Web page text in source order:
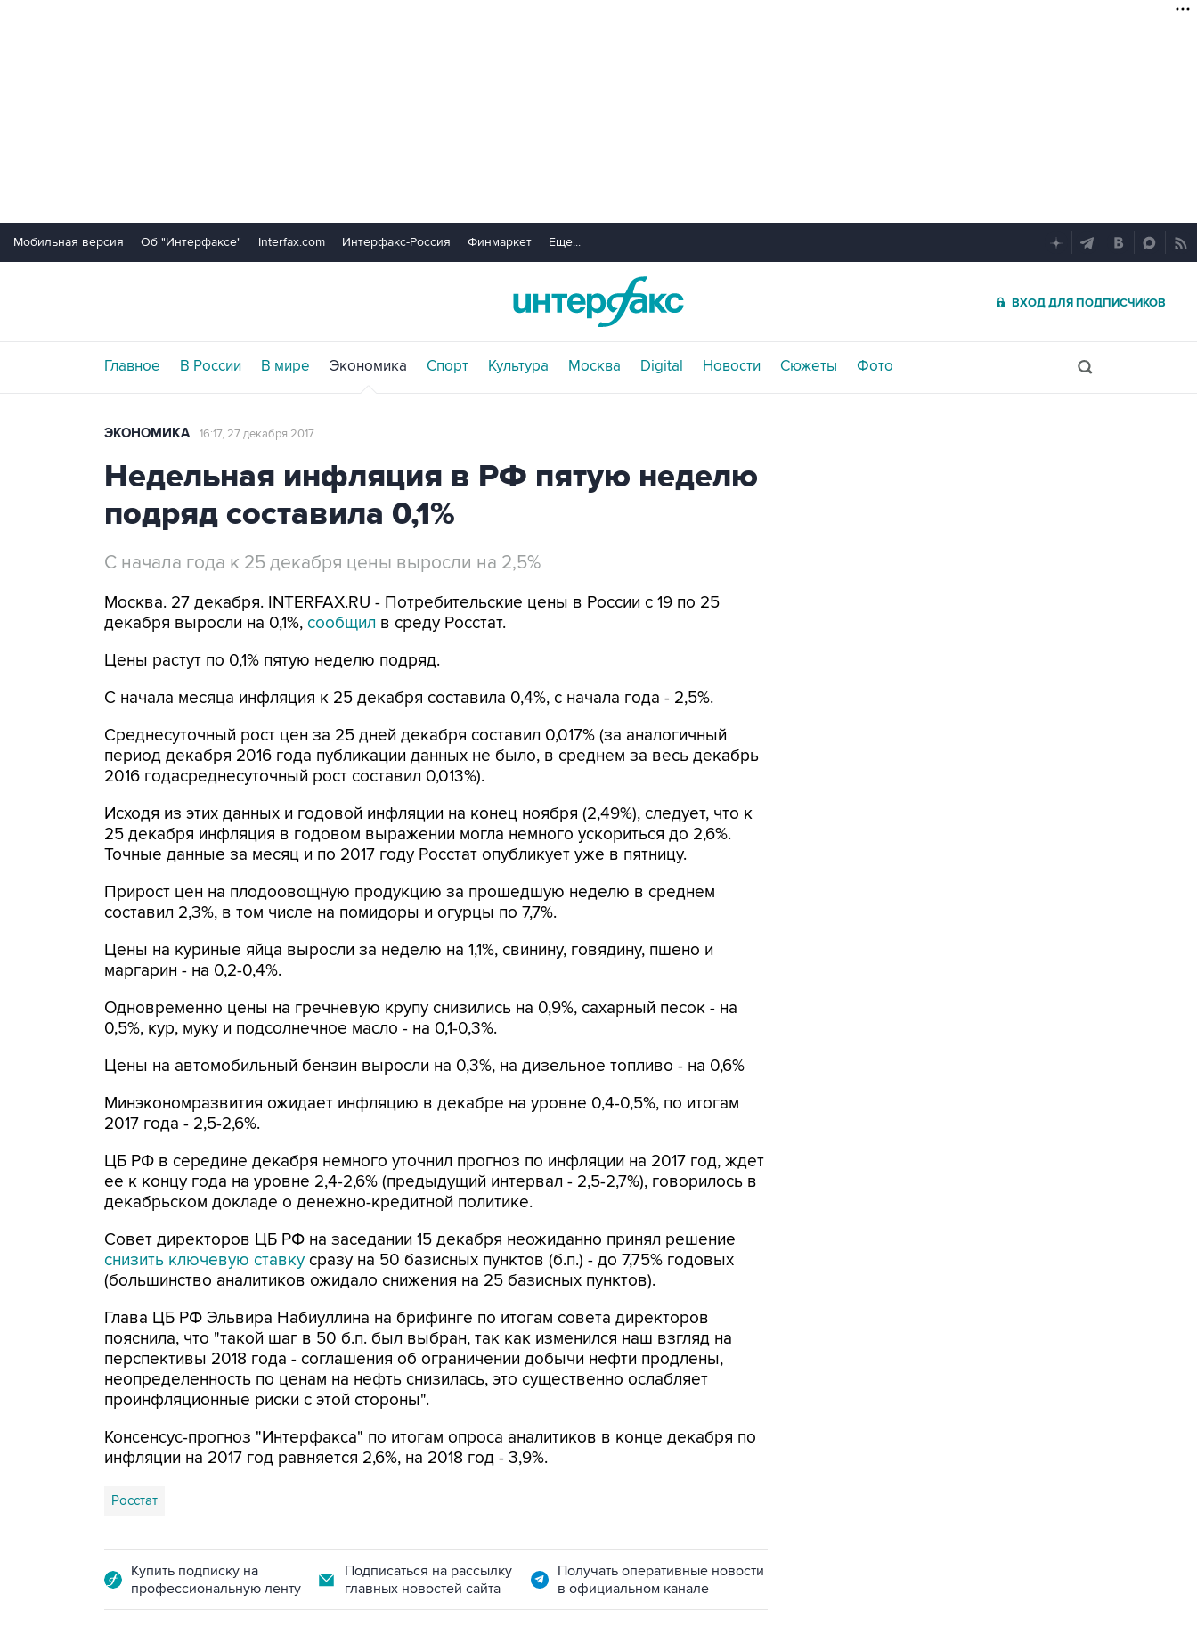
Мобильная версия Об "Интерфаксе" Interfax.com Интерфакс-Россия Финмаркет Еще...
ВХОД ДЛЯ ПОДПИСЧИКОВ
Главное В России В мире Экономика Спорт Культура Москва Digital Новости Сюжеты Фото
ЭКОНОМИКА 16:17, 27 декабря 2017
Недельная инфляция в РФ пятую неделю
подряд составила 0,1%
C начала года к 25 декабря цены выросли на 2,5%
Москва. 27 декабря. INTERFAX.RU - Потребительские цены в России с 19 по 25
декабря выросли на 0,1%, сообщил в среду Росстат.
Цены растут по 0,1% пятую неделю подряд.
С начала месяца инфляция к 25 декабря составила 0,4%, с начала года - 2,5%.
Среднесуточный рост цен за 25 дней декабря составил 0,017% (за аналогичный
период декабря 2016 года публикации данных не было, в среднем за весь декабрь
2016 годасреднесуточный рост составил 0,013%).
Исходя из этих данных и годовой инфляции на конец ноября (2,49%), следует, что к
25 декабря инфляция в годовом выражении могла немного ускориться до 2,6%.
Точные данные за месяц и по 2017 году Росстат опубликует уже в пятницу.
Прирост цен на плодоовощную продукцию за прошедшую неделю в среднем
составил 2,3%, в том числе на помидоры и огурцы по 7,7%.
Цены на куриные яйца выросли за неделю на 1,1%, свинину, говядину, пшено и
маргарин - на 0,2-0,4%.
Одновременно цены на гречневую крупу снизились на 0,9%, сахарный песок - на
0,5%, кур, муку и подсолнечное масло - на 0,1-0,3%.
Цены на автомобильный бензин выросли на 0,3%, на дизельное топливо - на 0,6%
Минэкономразвития ожидает инфляцию в декабре на уровне 0,4-0,5%, по итогам
2017 года - 2,5-2,6%.
ЦБ РФ в середине декабря немного уточнил прогноз по инфляции на 2017 год, ждет
ее к концу года на уровне 2,4-2,6% (предыдущий интервал - 2,5-2,7%), говорилось в
декабрьском докладе о денежно-кредитной политике.
Совет директоров ЦБ РФ на заседании 15 декабря неожиданно принял решение
снизить ключевую ставку сразу на 50 базисных пунктов (б.п.) - до 7,75% годовых
(большинство аналитиков ожидало снижения на 25 базисных пунктов).
Глава ЦБ РФ Эльвира Набиуллина на брифинге по итогам совета директоров
пояснила, что "такой шаг в 50 б.п. был выбран, так как изменился наш взгляд на
перспективы 2018 года - соглашения об ограничении добычи нефти продлены,
неопределенность по ценам на нефть снизилась, это существенно ослабляет
проинфляционные риски с этой стороны".
Консенсус-прогноз "Интерфакса" по итогам опроса аналитиков в конце декабря по
инфляции на 2017 год равняется 2,6%, на 2018 год - 3,9%.
Росстат
Купить подписку на
профессиональную ленту
Подписаться на рассылку
главных новостей сайта
Получать оперативные новости
в официальном канале